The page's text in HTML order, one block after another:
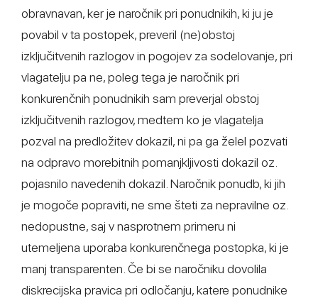
obravnavan, ker je naročnik pri ponudnikih, ki ju je
povabil v ta postopek, preveril (ne)obstoj
izključitvenih razlogov in pogojev za sodelovanje, pri
vlagatelju pa ne, poleg tega je naročnik pri
konkurenčnih ponudnikih sam preverjal obstoj
izključitvenih razlogov, medtem ko je vlagatelja
pozval na predložitev dokazil, ni pa ga želel pozvati
na odpravo morebitnih pomanjkljivosti dokazil oz.
pojasnilo navedenih dokazil. Naročnik ponudb, ki jih
je mogoče popraviti, ne sme šteti za nepravilne oz.
nedopustne, saj v nasprotnem primeru ni
utemeljena uporaba konkurenčnega postopka, ki je
manj transparenten. Če bi se naročniku dovolila
diskrecijska pravica pri odločanju, katere ponudnike